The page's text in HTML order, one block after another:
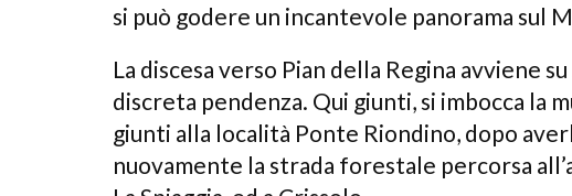
si può godere un incantevole panorama sul
La discesa verso Pian della Regina avviene
discreta pendenza. Qui giunti, si imbocca la
giunti alla località Ponte Riondino, dopo
nuovamente la strada forestale percorsa